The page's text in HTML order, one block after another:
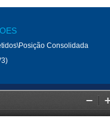
Consolidada